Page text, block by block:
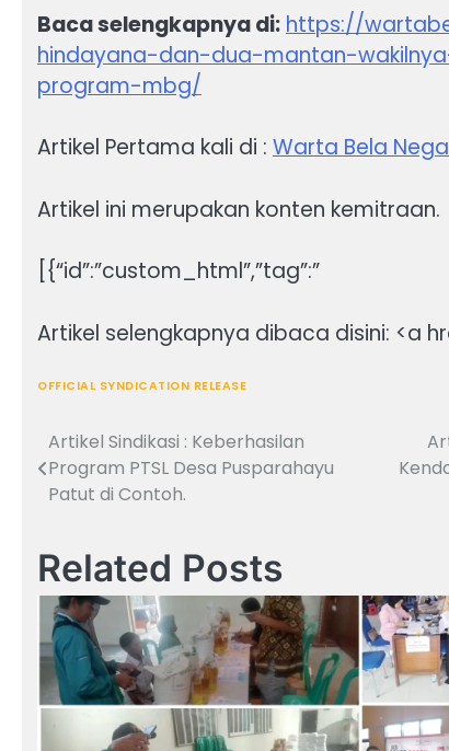
Baca selengkapnya di: https://
hindayana-dan-dua-mantan-
program-mbg/
Artikel Pertama kali di : Warta Bela
Artikel ini merupakan konten kemitraan.
[{“id”:”custom_html”,”tag”:”
Artikel selengkapnya dibaca disini: <a
OFFICIAL SYNDICATION RELEASE
Navigasi
pos
Artikel Sindikasi : Keberhasilan
Program PTSL Desa Pusparahayu
Patut di Contoh.
Related Posts